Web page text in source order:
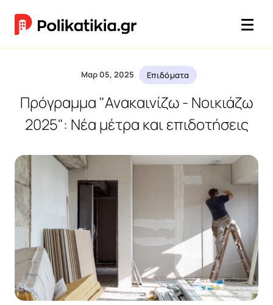
Μαρ 05, 2025 Επιδόματα
Πρόγραμμα "Ανακαινίζω - Νοικιάζω
2025": Νέα μέτρα και επιδοτήσεις